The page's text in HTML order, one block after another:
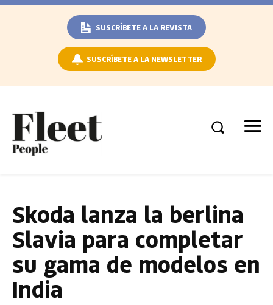
SUSCRÍBETE A LA REVISTA
SUSCRÍBETE A LA NEWSLETTER
Skoda lanza la berlina
Slavia para completar
su gama de modelos en
India